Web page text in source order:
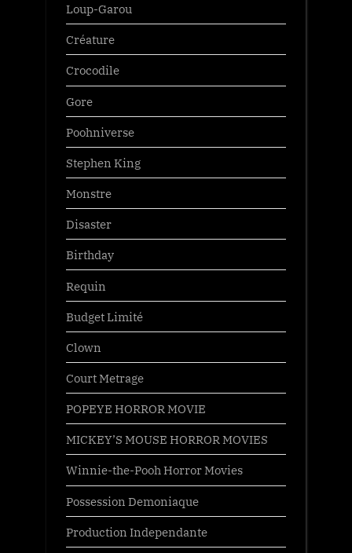
Loup-Garou
Créature
Crocodile
Gore
Poohniverse
Stephen King
Monstre
Disaster
Birthday
Requin
Budget Limité
Clown
Court Metrage
POPEYE HORROR MOVIE
MICKEY’S MOUSE HORROR MOVIES
Winnie-the-Pooh Horror Movies
Possession Demoniaque
Production Independante